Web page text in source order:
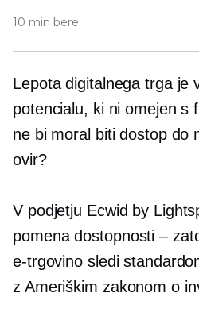
10 min bere
Lepota digitalnega trga je
potencialu, ki ni omejen s
ne bi moral biti dostop do
ovir?
V podjetju Ecwid by
pomena dostopnosti –
e-trgovino sledi
z Ameriškim zakonom o